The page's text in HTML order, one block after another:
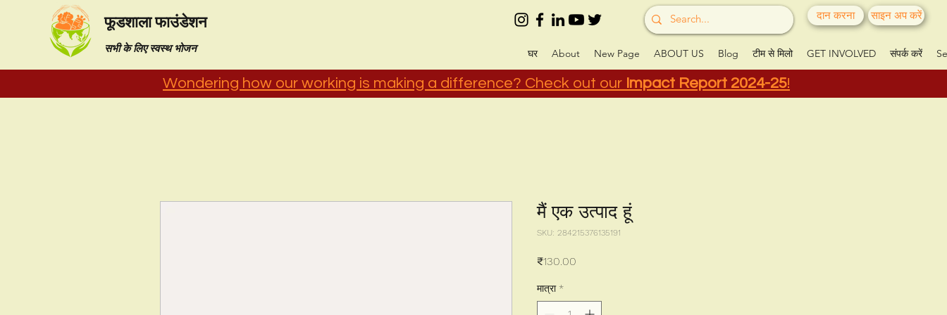
फूडशाला फाउंडेशन
सभी के लिए स्वस्थ भोजन
दान करना साइन अप करें
घर About New Page ABOUT US Blog टीम से मिलो GET INVOLVED संपर्क करें
Wondering how our working is making a difference? Check out our Impact Report 2024-25!
मैं एक उत्पाद हूं
SKU: 284215376135191
₹130.00
मात्रा *